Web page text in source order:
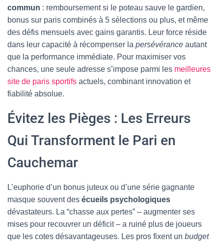
commun : remboursement si le poteau sauve le gardien,
bonus sur paris combinés à 5 sélections ou plus, et même
des défis mensuels avec gains garantis. Leur force réside
dans leur capacité à récompenser la persévérance autant
que la performance immédiate. Pour maximiser vos
chances, une seule adresse s’impose parmi les meilleures
site de paris sportifs actuels, combinant innovation et
fiabilité absolue.
Évitez les Pièges : Les Erreurs
Qui Transforment le Pari en
Cauchemar
L’euphorie d’un bonus juteux ou d’une série gagnante
masque souvent des écueils psychologiques
dévastateurs. La “chasse aux pertes” – augmenter ses
mises pour recouvrer un déficit – a ruiné plus de joueurs
que les cotes désavantageuses. Les pros fixent un budget